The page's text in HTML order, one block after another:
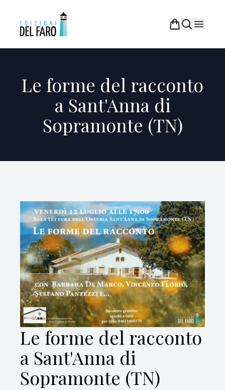
Le forme del racconto
a Sant'Anna di
Sopramonte (TN)
Le forme del racconto
a Sant'Anna di
Sopramonte (TN)